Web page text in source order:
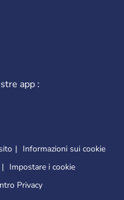
app :
Informazioni sui cookie
Impostare i cookie
Privacy